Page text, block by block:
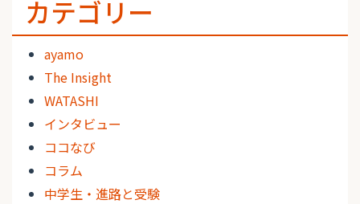
カテゴリー
ayamo
The Insight
WATASHI
インタビュー
ココなび
コラム
中学生・進路と受験